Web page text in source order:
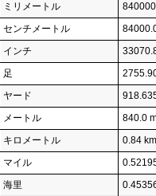
ミリメートル
センチメートル
インチ
足
ヤード
メートル
840.0
キロメートル
0.84 km
マイル
海里